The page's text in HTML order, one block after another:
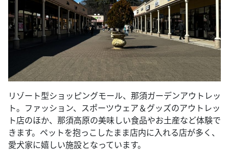
リゾート型ショッピングモール、那須ガーデンアウトレッ
ト。ファッション、スポーツウェア＆グッズのアウトレッ
ト店のほか、那須高原の美味しい食品やお土産など体験で
きます。ペットを抱っこしたまま店内に入れる店が多く、
愛犬家に嬉しい施設となっています。